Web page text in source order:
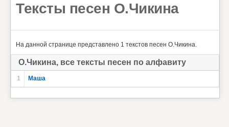
Тексты песен О.Чикина
На данной странице представлено 1 текстов песен О.Чикина.
О.Чикина, все тексты песен по алфавиту
1 Маша